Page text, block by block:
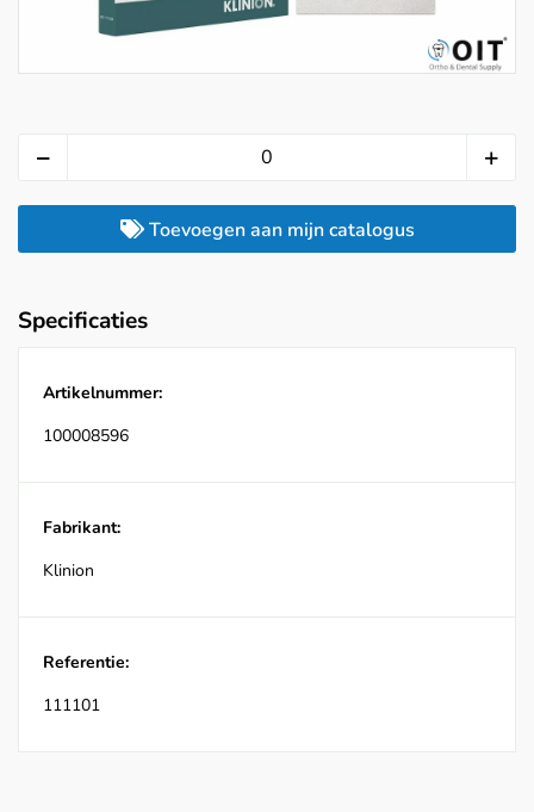
Toevoegen aan mijn catalogus
Specificaties
Artikelnummer:
100008596
Fabrikant:
Klinion
Referentie:
111101